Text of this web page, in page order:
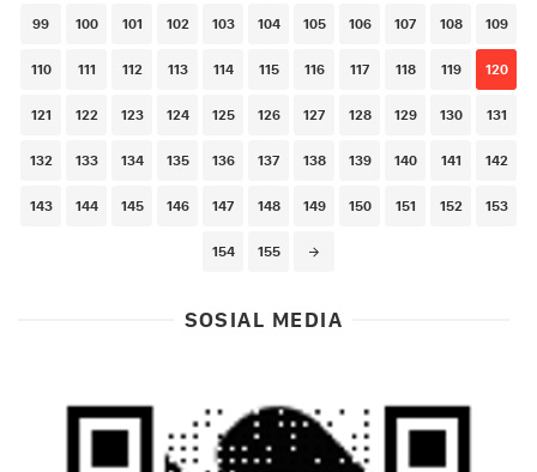
99 100 101 102 103 104 105 106 107 108 109
110 111 112 113 114 115 116 117 118 119 120
121 122 123 124 125 126 127 128 129 130 131
132 133 134 135 136 137 138 139 140 141 142
143 144 145 146 147 148 149 150 151 152 153
154 155
SOSIAL MEDIA